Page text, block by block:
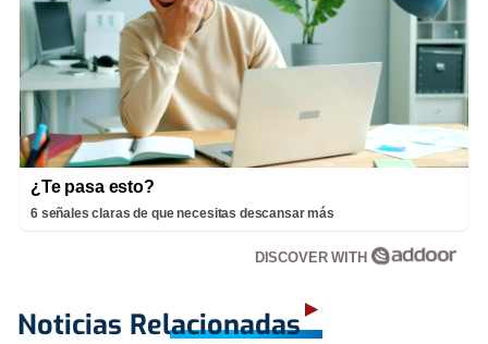
¿Te pasa esto?
6 señales claras de que necesitas descansar más
DISCOVER WITH
Noticias Relacionadas